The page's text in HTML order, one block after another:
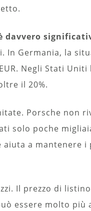
davvero
In Germania, la
Negli Stati Uniti
il 20%.
Porsche non
solo poche
a mantenere i
Il prezzo di
essere molto più